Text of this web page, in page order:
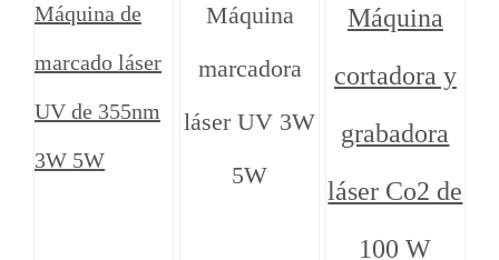
Máquina de
marcado láser
UV de 355nm
3W 5W
Máquina
marcadora
láser UV 3W
5W
Máquina
cortadora y
grabadora
láser Co2 de
100 W